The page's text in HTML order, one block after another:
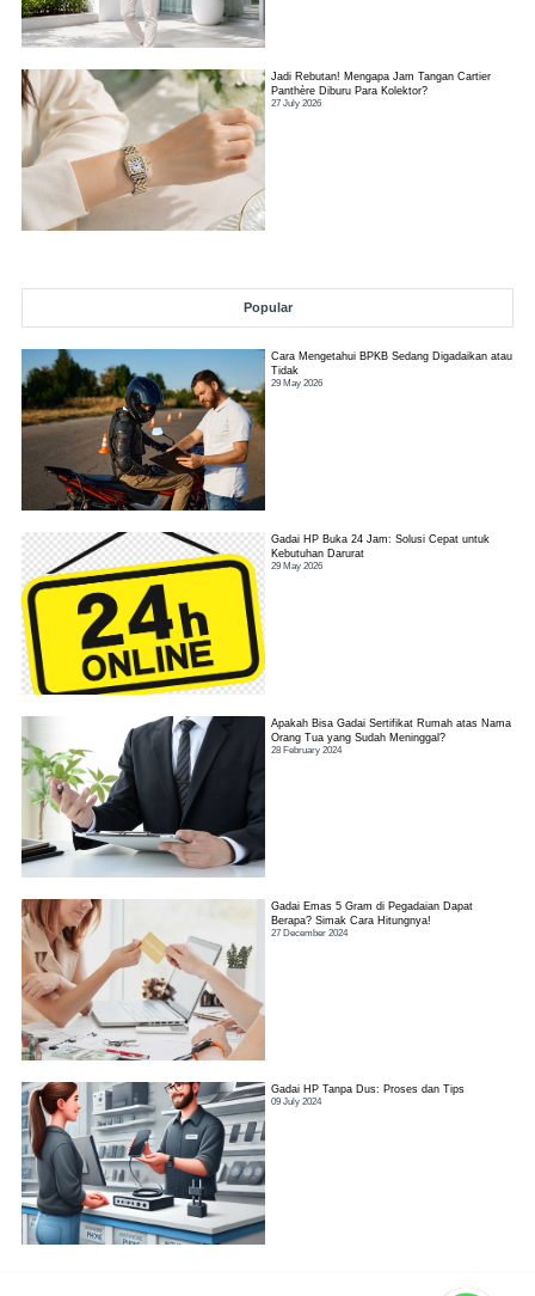
Jadi Rebutan! Mengapa Jam Tangan Cartier
Panthère Diburu Para Kolektor?
27 July 2026
Popular
Cara Mengetahui BPKB Sedang Digadaikan atau
Tidak
29 May 2026
Gadai HP Buka 24 Jam: Solusi Cepat untuk
Kebutuhan Darurat
29 May 2026
Apakah Bisa Gadai Sertifikat Rumah atas Nama
Orang Tua yang Sudah Meninggal?
28 February 2024
Gadai Emas 5 Gram di Pegadaian Dapat
Berapa? Simak Cara Hitungnya!
27 December 2024
Gadai HP Tanpa Dus: Proses dan Tips
09 July 2024